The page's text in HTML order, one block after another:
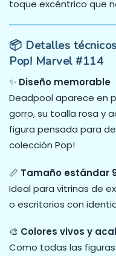
toque excéntrico que
📦 Detalles
Pop! Marvel #114
✨ Diseño memorable
Deadpool aparece en
gorro, su toalla rosa y
figura pensada para
colección Pop!
📏 Tamaño estándar
Ideal para vitrinas de
o escritorios con
🎨 Colores vivos y
Como todas las